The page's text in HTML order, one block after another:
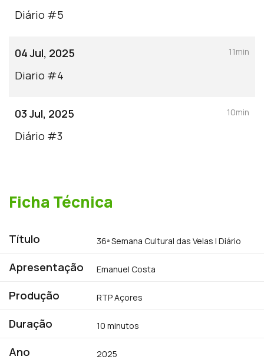
Diário #5
04 Jul, 2025
Diario #4
11min
03 Jul, 2025
Diário #3
10min
Ficha Técnica
Título 36ª Semana Cultural das Velas | Diário
Apresentação Emanuel Costa
Produção RTP Açores
Duração 10 minutos
Ano 2025